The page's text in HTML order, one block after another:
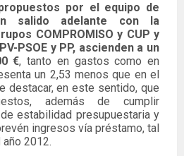
por el equipo de
salido adelante con la
COMPROMISO y CUP y
PSOE y PP, ascienden a un
€, tanto en gastos como en
un 2,53 menos que en el
destacar, en este sentido, que
además de cumplir
estabilidad presupuestaria y
ingresos vía préstamo, tal
2012.